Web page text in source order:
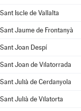
Sant Iscle de Vallalta
Sant Jaume de Frontanyà
Sant Joan Despí
Sant Joan de Vilatorrada
Sant Julià de Cerdanyola
Sant Julià de Vilatorta